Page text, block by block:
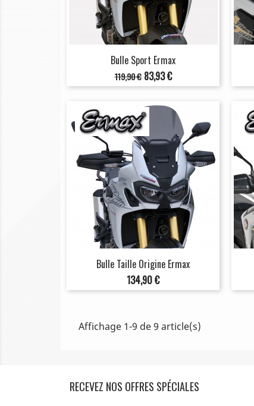
Bulle Sport Ermax
Prix
de
119,90 € Prix
83,93 €
Bulle Taille Origine Ermax
Prix
134,90 €
Affichage 1-9 de 9 article(s)
RECEVEZ NOS OFFRES SPÉCIALES